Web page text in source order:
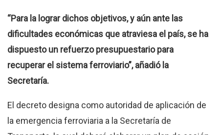
“Para la lograr dichos objetivos, y aún ante las
dificultades económicas que atraviesa el país, se ha
dispuesto un refuerzo presupuestario para
recuperar el sistema ferroviario”, añadió la
Secretaría.
El decreto designa como autoridad de aplicación de
la emergencia ferroviaria a la Secretaría de